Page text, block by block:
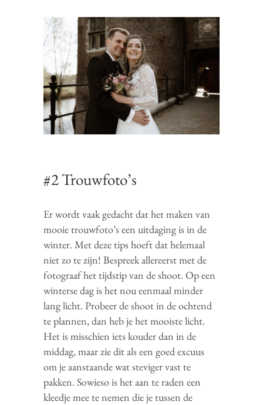
#2 Trouwfoto’s
Er wordt vaak gedacht dat het maken van
mooie trouwfoto’s een uitdaging is in de
winter. Met deze tips hoeft dat helemaal
niet zo te zijn! Bespreek allereerst met de
fotograaf het tijdstip van de shoot. Op een
winterse dag is het nou eenmaal minder
lang licht. Probeer de shoot in de ochtend
te plannen, dan heb je het mooiste licht.
Het is misschien iets kouder dan in de
middag, maar zie dit als een goed excuus
om je aanstaande wat steviger vast te
pakken. Sowieso is het aan te raden een
kleedje mee te nemen die je tussen de